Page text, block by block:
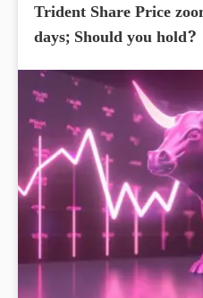
Trident Share Price
days; Should you hold?